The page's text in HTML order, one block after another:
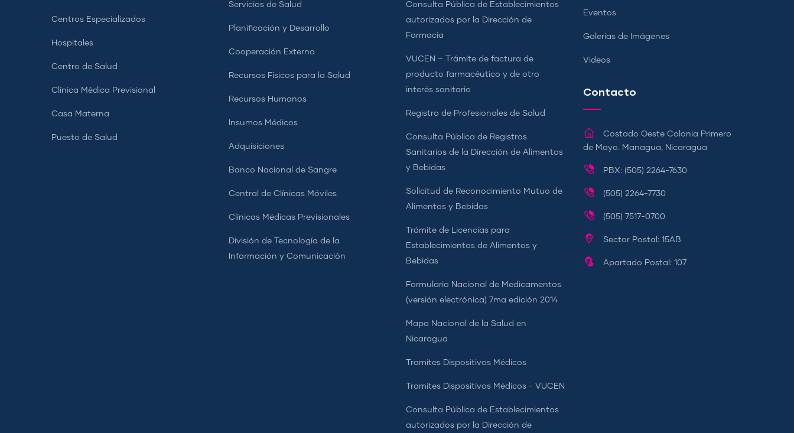
Centros Especializados
Hospitales
Centro de Salud
Clínica Médica Previsional
Casa Materna
Puesto de Salud
Servicios de Salud
Planificación y Desarrollo
Cooperación Externa
Recursos Físicos para la Salud
Recursos Humanos
Insumos Médicos
Adquisiciones
Banco Nacional de Sangre
Central de Clínicas Móviles
Clínicas Médicas Previsionales
División de Tecnología de la
Información y Comunicación
Consulta Pública de Establecimientos
autorizados por la Dirección de
Farmacia
VUCEN – Trámite de factura de
producto farmacéutico y de otro
interés sanitario
Registro de Profesionales de Salud
Consulta Pública de Registros
Sanitarios de la Dirección de Alimentos
y Bebidas
Solicitud de Reconocimiento Mutuo de
Alimentos y Bebidas
Trámite de Licencias para
Establecimientos de Alimentos y
Bebidas
Formulario Nacional de Medicamentos
(versión electrónica) 7ma edición 2014
Mapa Nacional de la Salud en
Nicaragua
Tramites Dispositivos Médicos
Tramites Dispositivos Médicos - VUCEN
Consulta Pública de Establecimientos
autorizados por la Dirección de
Eventos
Galerías de Imágenes
Videos
Contacto
Costado Oeste Colonia Primero
de Mayo. Managua, Nicaragua
PBX: (505) 2264-7630
(505) 2264-7730
(505) 7517-0700
Sector Postal: 15AB
Apartado Postal: 107